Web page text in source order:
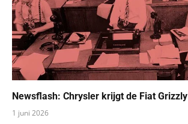
Newsflash: Chrysler krijgt de Fiat Grizzly
1 juni 2026